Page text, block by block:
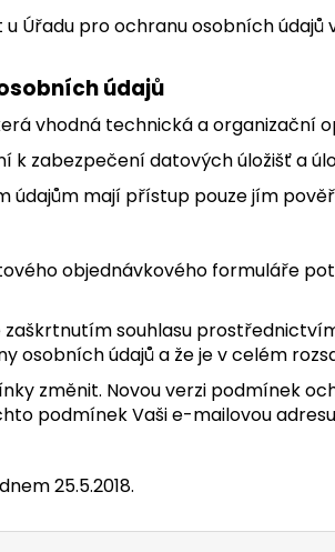
Úřadu pro ochranu osobních
údajů
vhodná technická a organizační
zabezpečení datových úložišť a
údajům mají přístup pouze jím
objednávkového formuláře
souhlasu
osobních údajů a že je v celém
změnit. Novou verzi podmínek
podmínek Vaši e-mailovou
25.5.2018.